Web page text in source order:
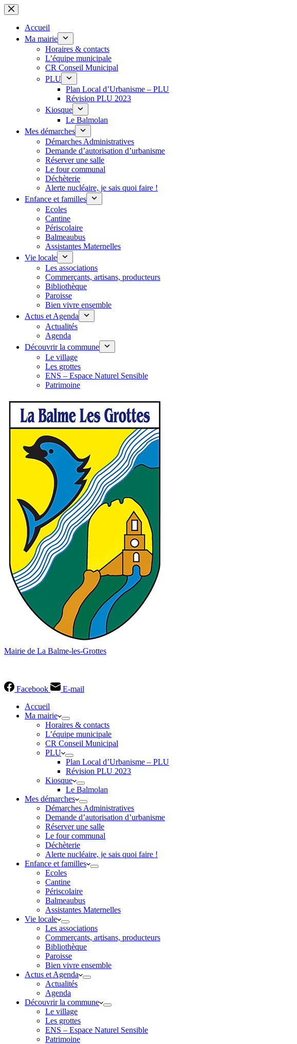
Passer
au
contenuAccueil
Ma mairie
Horaires & contacts
L’équipe municipale
CR Conseil Municipal
PLU
Plan Local d’Urbanisme – PLU
Révision PLU 2023
Kiosque
Le Balmolan
Mes démarches
Démarches Administratives
Demande d’autorisation d’urbanisme
Réserver une salle
Le four communal
Déchèterie
Alerte nucléaire, je sais quoi faire !
Enfance et familles
Ecoles
Cantine
Périscolaire
Balmeaubus
Assistantes Maternelles
Vie locale
Les associations
Commerçants, artisans, producteurs
Bibliothèque
Paroisse
Bien vivre ensemble
Actus et Agenda
Actualités
Agenda
Découvrir la commune
Le village
Les grottes
ENS – Espace Naturel Sensible
Patrimoine
Mairie de La Balme-les-Grottes
Facebook
E-mail
Accueil
Ma mairie
Horaires & contacts
L’équipe municipale
CR Conseil Municipal
PLU
Plan Local d’Urbanisme – PLU
Révision PLU 2023
Kiosque
Le Balmolan
Mes démarches
Démarches Administratives
Demande d’autorisation d’urbanisme
Réserver une salle
Le four communal
Déchèterie
Alerte nucléaire, je sais quoi faire !
Enfance et familles
Ecoles
Cantine
Périscolaire
Balmeaubus
Assistantes Maternelles
Vie locale
Les associations
Commerçants, artisans, producteurs
Bibliothèque
Paroisse
Bien vivre ensemble
Actus et Agenda
Actualités
Agenda
Découvrir la commune
Le village
Les grottes
ENS – Espace Naturel Sensible
Patrimoine